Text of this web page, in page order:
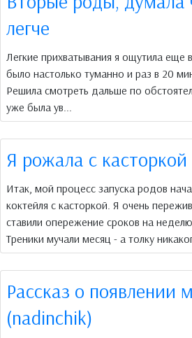
легче
Легкие прихватывания я ощутила еще
было настолько туманно и раз в 20
Решила смотреть дальше по
уже была ув...
Я рожала с касторкой
Итак, мой процесс запуска родов
коктейля с касторкой. Я очень
ставили опережение сроков на
Треники мучали месяц - а толку
Рассказ о появлении
(nadinchik)